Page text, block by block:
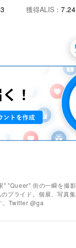
獲得ALIS： 7.24
" "Queer" 街の一瞬を撮
プライド。個展、写真
。Twitter @ga